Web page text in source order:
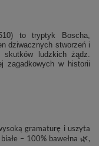
to tryptyk Boscha,
dziwacznych stworzeń i
ludzkich żądz.
zagadkowych w historii
gramaturę i uszyta
– 100% bawełna 🌿,